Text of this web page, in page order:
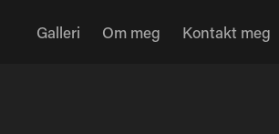
Galleri Om meg Kontakt meg